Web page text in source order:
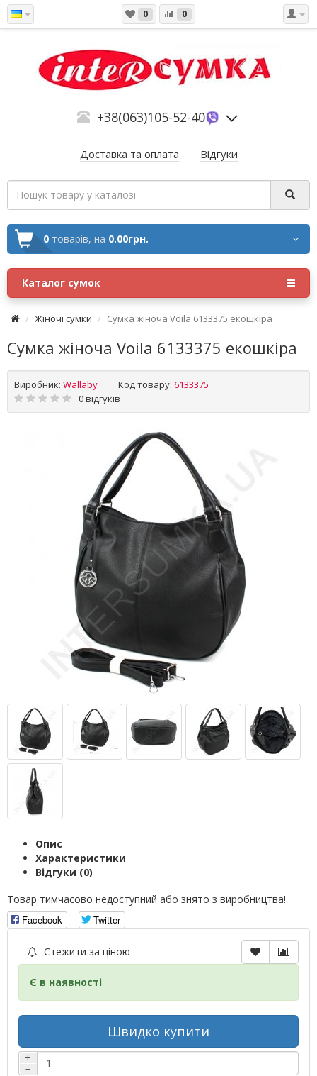
0 0
+38(063)105-52-40
Доставка та оплата Відгуки
0 товарів, на 0.00грн.
Каталог сумок
Жіночі сумки Сумка жіноча Voila 6133375 екошкіра
Сумка жіноча Voila 6133375 екошкіра
Виробник: Wallaby Код товару: 6133375
0 відгуків
Опис
Характеристики
Відгуки (0)
Товар тимчасово недоступний або знято з виробництва!
Facebook
Twitter
Стежити за ціною
Є в наявності
Швидко купити
+
−